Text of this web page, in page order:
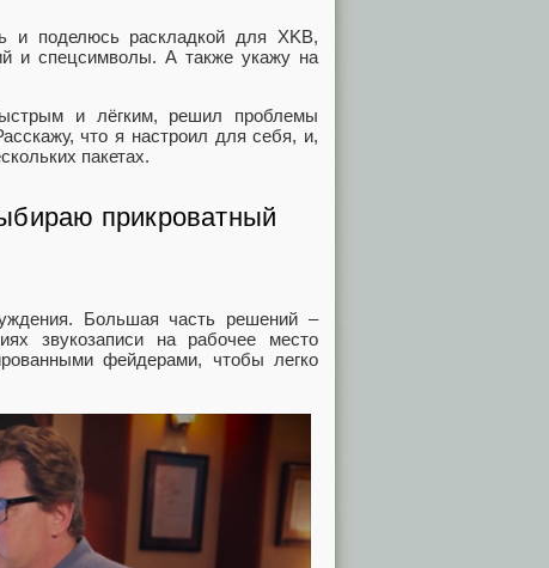
и поделюсь раскладкой для XKB,
и спецсимволы. А также укажу на
и лёгким, решил проблемы
что я настроил для себя, и,
пакетах.
прикроватный
Большая часть решений ‒
звукозаписи на рабочее место
фейдерами, чтобы легко